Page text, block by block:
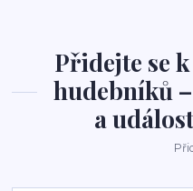
Přidejte se
hudebníků
a